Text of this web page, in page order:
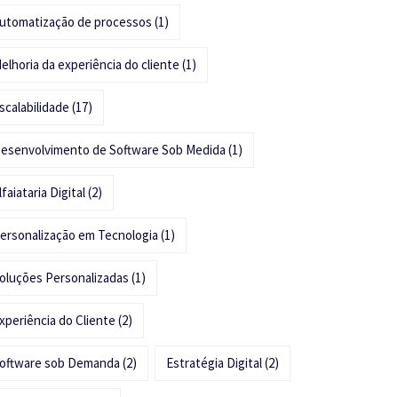
de processos (1)
da experiência do cliente (1)
(17)
de Software Sob Medida (1)
Digital(2)
em Tecnologia (1)
Personalizadas (1)
do Cliente (2)
sob Demanda (2) Estratégia Digital(2)